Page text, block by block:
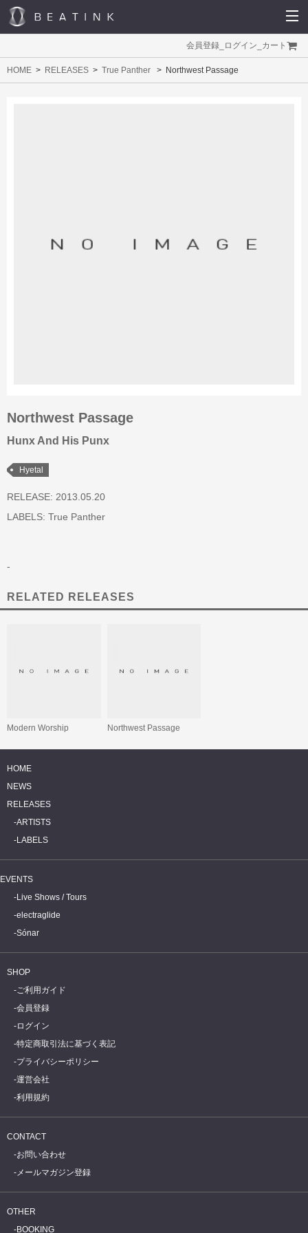
会員登録 ログイン カート
HOME RELEASES True Panther Northwest Passage
Northwest Passage
Hunx And His Punx
Hyetal
RELEASE: 2013.05.20
LABELS: True Panther
-
RELATED RELEASES
Modern Worship Northwest Passage
HOME
NEWS
RELEASES
ARTISTS
LABELS
EVENTS
Live Shows / Tours
electraglide
Sónar
SHOP
ご利用ガイド
会員登録
ログイン
特定商取引法に基づく表記
プライバシーポリシー
運営会社
利用規約
CONTACT
お問い合わせ
メールマガジン登録
OTHER
BOOKING